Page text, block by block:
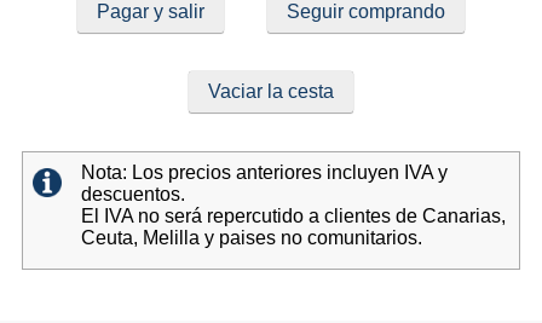
Pagar y salir Seguir comprando
Vaciar la cesta
Nota: Los precios anteriores incluyen IVA y
descuentos.
El IVA no será repercutido a clientes de Canarias,
Ceuta, Melilla y paises no comunitarios.